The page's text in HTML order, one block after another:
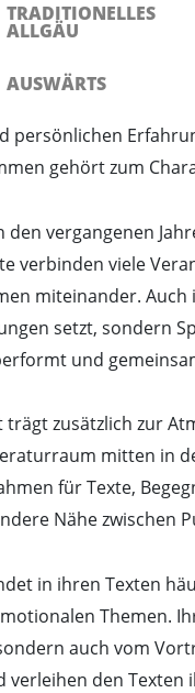
TRADITIONELLES
ALLGÄU
AUSWÄRTS
die Bühne betritt,
Allgäu. Mit dabei
bringen
persönlichen
gehört zum
den vergangenen
verbinden viele
miteinander.
setzt, sondern
und
zusätzlich zur
mitten in
für Texte,
Nähe zwischen
in ihren Texten
Themen.
auch vom
verleihen den Texten